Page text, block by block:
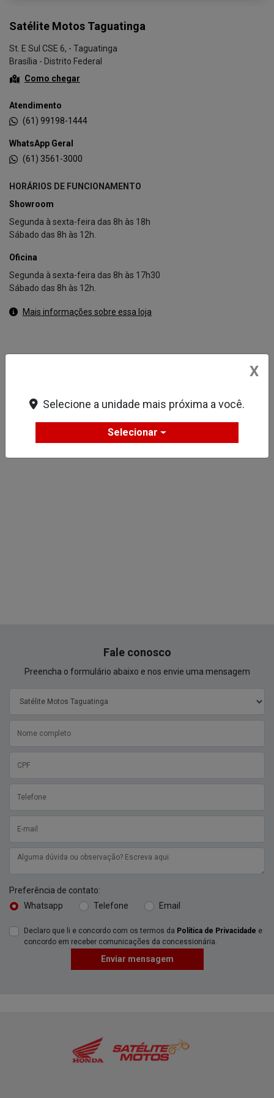
Satélite Motos Taguatinga
St. E Sul CSE 6, - Taguatinga
Brasília - Distrito Federal
Como chegar
Atendimento
(61) 99198-1444
WhatsApp Geral
(61) 3561-3000
HORÁRIOS DE FUNCIONAMENTO
Showroom
Segunda à sexta-feira das 8h às 18h
Sábado das 8h às 12h.
Oficina
Segunda à sexta-feira das 8h às 17h30
Sábado das 8h às 12h.
Mais informações sobre essa loja
Fale conosco
Preencha o formulário abaixo e nos envie uma mensagem
Preferência de contato:
Whatsapp
Telefone Email
Declaro que li e concordo com os termos da Política de Privacidade e
concordo em receber comunicações da concessionária.
Enviar mensagem
X
Selecione a unidade mais próxima a você.
Selecionar